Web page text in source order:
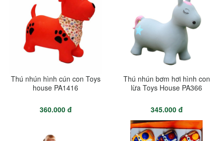
Thú nhún hình cún con Toys
house PA1416
360.000 đ
Thú nhún bơm hơi hình con
lừa Toys House PA366
345.000 đ